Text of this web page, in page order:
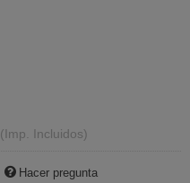
(Imp. Incluidos)
Hacer pregunta